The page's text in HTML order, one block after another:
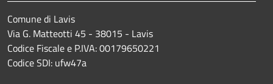
Comune di Lavis
Via G. Matteotti 45 - 38015 - Lavis
Codice Fiscale e P.IVA: 00179650221
Codice SDI: ufw47a